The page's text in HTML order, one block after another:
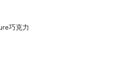
巧克力